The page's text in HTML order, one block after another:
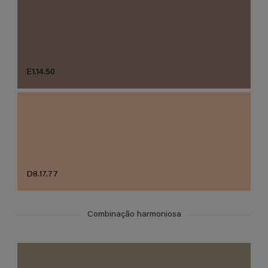
E1.14.50
D8.17.77
Combinação harmoniosa